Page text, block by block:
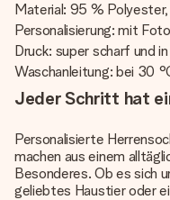
Material: 95 %
Personalisierung: mit
Druck: super scharf und
Waschanleitung: bei 30
Jeder Schritt hat
Personalisierte
machen aus einem
Besonderes. Ob es sich
geliebtes Haustier oder